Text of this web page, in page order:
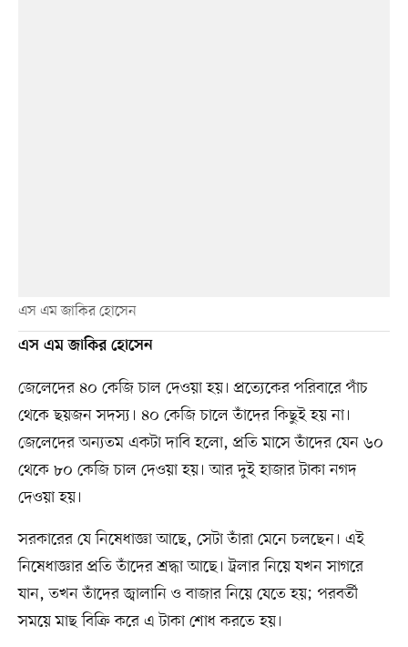
এস এম জাকির হোসেন
এস এম জাকির হোসেন
জেলেদের ৪০ কেজি চাল দেওয়া হয়। প্রত্যেকের পরিবারে পাঁচ
থেকে ছয়জন সদস্য। ৪০ কেজি চালে তাঁদের কিছুই হয় না।
জেলেদের অন্যতম একটা দাবি হলো, প্রতি মাসে তাঁদের যেন ৬০
থেকে ৮০ কেজি চাল দেওয়া হয়। আর দুই হাজার টাকা নগদ
দেওয়া হয়।
সরকারের যে নিষেধাজ্ঞা আছে, সেটা তাঁরা মেনে চলছেন। এই
নিষেধাজ্ঞার প্রতি তাঁদের শ্রদ্ধা আছে। ট্রলার নিয়ে যখন সাগরে
যান, তখন তাঁদের জ্বালানি ও বাজার নিয়ে যেতে হয়; পরবর্তী
সময়ে মাছ বিক্রি করে এ টাকা শোধ করতে হয়।